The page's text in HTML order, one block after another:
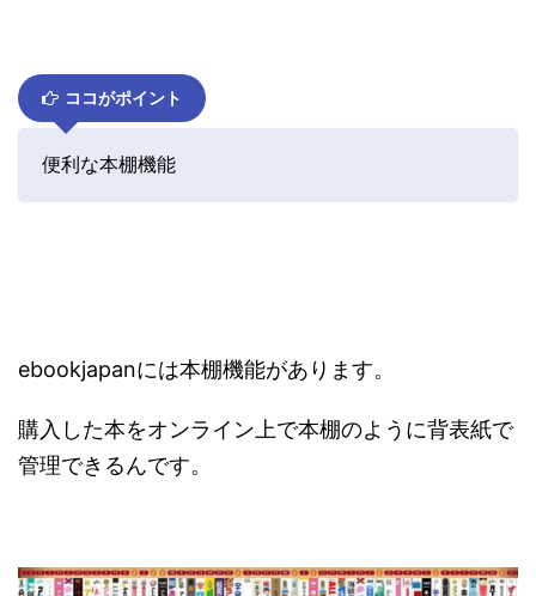
ココがポイント
便利な本棚機能
ebookjapanには本棚機能があります。
購入した本をオンライン上で本棚のように背表紙で
管理できるんです。